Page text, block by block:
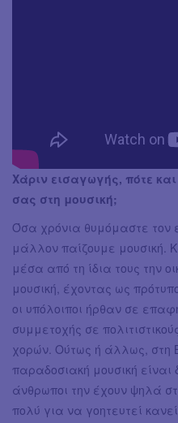
Χάριν εισαγωγής, πότε
σας στη μουσική;
Όσα χρόνια θυμόμαστε τον
μάλλον παίζουμε μουσική.
μέσα από τη ίδια τους την
μουσική, έχοντας ως
οι υπόλοιποι ήρθαν σε
συμμετοχής σε
χορών. Ούτως ή άλλως, στη
παραδοσιακή μουσική είναι
άνθρωποι την έχουν ψηλά
πολύ για να γοητευτεί